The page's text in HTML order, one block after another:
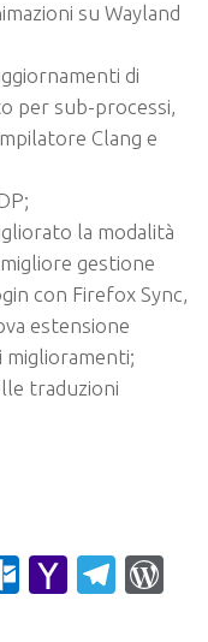
su Wayland
di
per sub-processi,
Clang e
la modalità
gestione
con Firefox Sync,
estensione
miglioramenti;
traduzioni
Yahoo